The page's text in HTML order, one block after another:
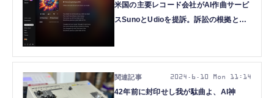
米国の主要レコード会社がAI作曲サービ
スSunoとUdioを提訴。訴訟の根拠とな
42年前に封印せし我が駄曲よ、AI神
2024.6.10 Mon 11:14